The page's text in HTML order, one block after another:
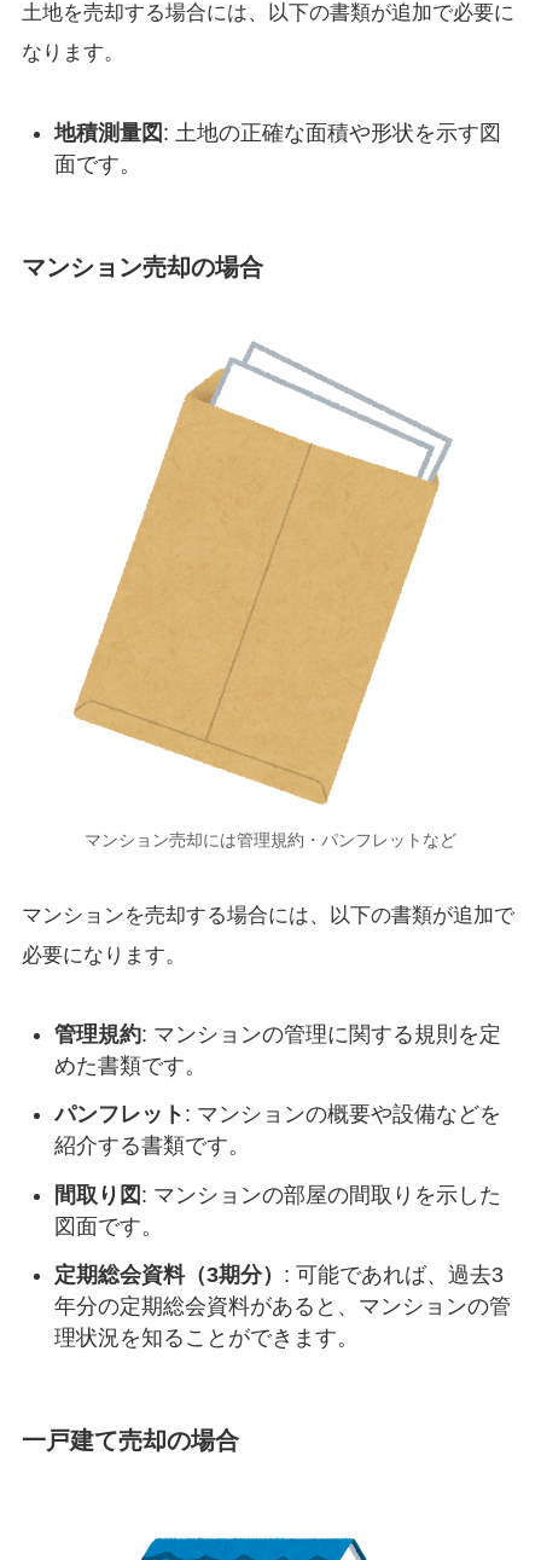
土地を売却する場合には、以下の書類が追加で必要に
なります。
地積測量図 : 土地の正確な面積や形状を示す図
面です。
マンション売却の場合
マンション売却には管理規約・パンフレットなど
マンションを売却する場合には、以下の書類が追加で
必要になります。
管理規約: マンションの管理に関する規則を定
めた書類です。
パンフレット : マンションの概要や設備などを
紹介する書類です。
間取り図 : マンションの部屋の間取りを示した
図面です。
定期総会資料（3期分） : 可能であれば、過去3
年分の定期総会資料があると、マンションの管
理状況を知ることができます。
一戸建て売却の場合